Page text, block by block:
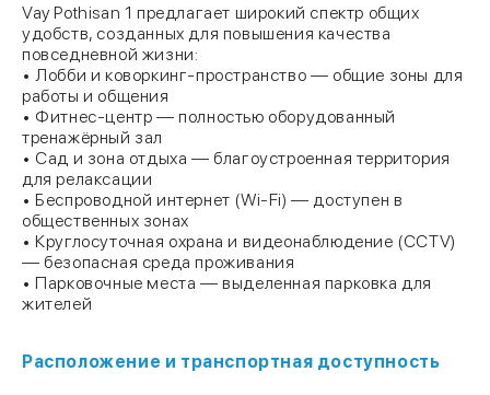
Vay Pothisan 1 предлагает широкий спектр общих
удобств, созданных для повышения качества
повседневной жизни:
• Лобби и коворкинг-пространство — общие зоны для
работы и общения
• Фитнес-центр — полностью оборудованный
тренажёрный зал
• Сад и зона отдыха — благоустроенная территория
для релаксации
• Беспроводной интернет (Wi-Fi) — доступен в
общественных зонах
• Круглосуточная охрана и видеонаблюдение (CCTV)
— безопасная среда проживания
• Парковочные места — выделенная парковка для
жителей
Расположение и транспортная доступность